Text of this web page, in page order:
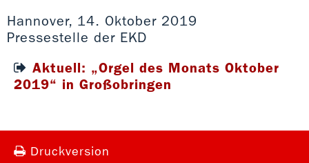
Hannover, 14. Oktober 2019
Pressestelle der EKD
Aktuell: „Orgel des Monats Oktober
2019“ in Großobringen
Druckversion